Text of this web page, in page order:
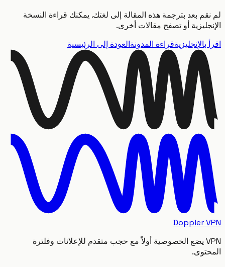
بعد بترجمة هذه المقالة إلى لغتك. يمكنك قراءة النسخة
أو تصفح مقالات أخرى.
قراءة المدونةالعودة إلى الرئيسية
Doppler
VPN يضع الخصوصية أولاً مع حجب متقدم للإعلانات وفلترة